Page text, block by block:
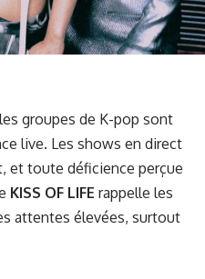
groupes de K-pop sont
live. Les shows en direct
et toute déficience perçue
KISS OF LIFE rappelle les
attentes élevées, surtout